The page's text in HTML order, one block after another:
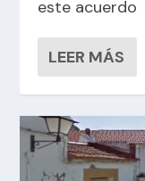
este acuerdo
LEER MÁS